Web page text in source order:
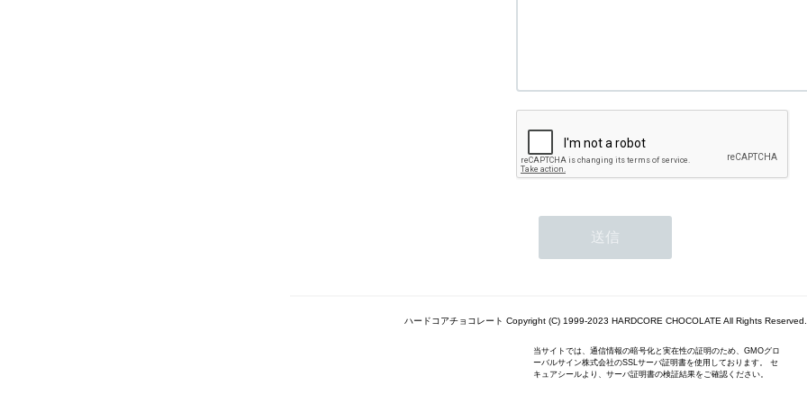
ハードコアチョコレート Copyright (C) 1999-2023 HARDCORE CHOCOLATE All Rights Reserved.
当サイトでは、通信情報の暗号化と実在性の証明のため、GMOグロ
ーバルサイン株式会社のSSLサーバ証明書を使用しております。 セ
キュアシールより、サーバ証明書の検証結果をご確認ください。